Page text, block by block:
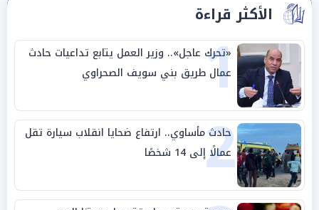
الأكثر قراءة
1
«تحرك عاجل».. وزير العمل يتابع تداعيات حادث
عمال طريق بني سويف الصحراوي
2
حادث مأساوي.. ارتفاع ضحايا انقلاب سيارة تقل
عمالًا إلى 14 شخصًا